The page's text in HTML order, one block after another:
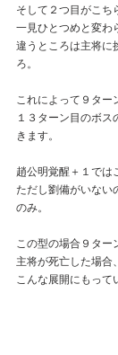
そして２つ目がこち
一見ひとつめと変わ
違うところは主将に
ろ。
これによって９ター
１３ターン目のボ
きます。
趙公明覚醒＋１では
ただし劉備がいない
のみ。
この型の場合９ター
主将が死亡した場合
こんな展開にもって